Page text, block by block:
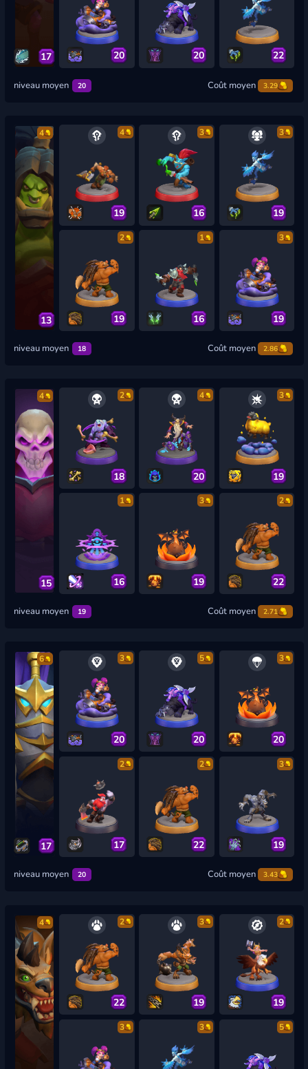
17 20 20 22
niveau moyen 20 Coût moyen 3.29
4
13
4
19
3
16
3
19
2
19
1
16
3
19
niveau moyen 18 Coût moyen 2.86
4
15
2
18
4
20
3
19
1
16
3
19
2
22
niveau moyen 19 Coût moyen 2.71
6
17
3
20
5
20
3
20
2
17
2
22
3
19
niveau moyen 20 Coût moyen 3.43
4 2
22
3
19
2
19
3 3 5